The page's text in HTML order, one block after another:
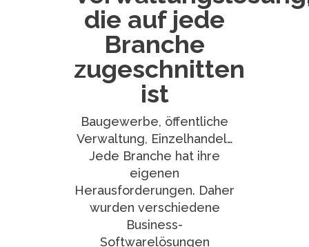
die auf jede
Branche
zugeschnitten
ist
Baugewerbe, öffentliche
Verwaltung, Einzelhandel…
Jede Branche hat ihre
eigenen
Herausforderungen. Daher
wurden verschiedene
Business-
Softwarelösungen